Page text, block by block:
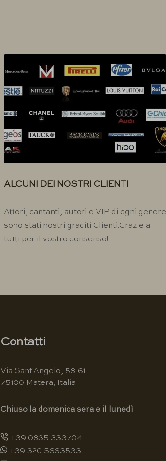
ALCUNI DEI NOSTRI CLIENTI
Attori, cantanti, autori e VIP di ogni genere
sono stati nostri graditi Clienti.Grazie a
tutti per il vostro consenso!
Contatti
Via Sant'Angelo, 58-61
75100 Matera, Italia
Chiuso la domenica sera e il lunedì
+39 0835 333704
+39 320 5663533